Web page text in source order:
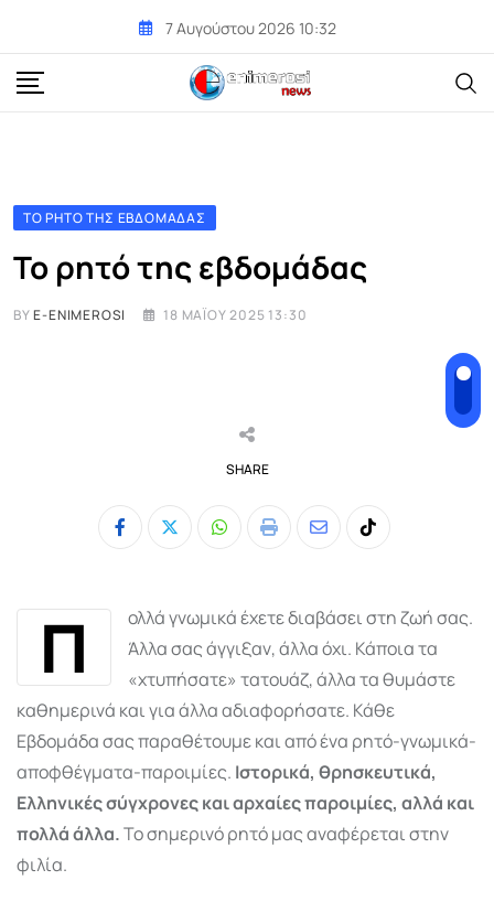
content
7 Αυγούστου 2026 10:32
ΤΟ ΡΗΤΌ ΤΗΣ ΕΒΔΟΜΆΔΑΣ
Το ρητό της εβδομάδας
BYE-ENIMEROSI 18 ΜΑΪ́ΟΥ 2025 13:30
SHARE
Whatsapp
Print
ShareTiktok
Π
ολλά γνωμικά έχετε διαβάσει στη ζωή σας.
Άλλα σας άγγιξαν, άλλα όχι. Κάποια τα
«χτυπήσατε» τατουάζ, άλλα τα θυμάστε
καθημερινά και για άλλα αδιαφορήσατε. Κάθε
Εβδομάδα σας παραθέτουμε και από ένα ρητό-γνωμικά-
αποφθέγματα-παροιμίες. Ιστορικά, θρησκευτικά,
Ελληνικές σύγχρονες και αρχαίες παροιμίες, αλλά και
πολλά άλλα.Το σημερινό ρητό μας αναφέρεται στην
φιλία.